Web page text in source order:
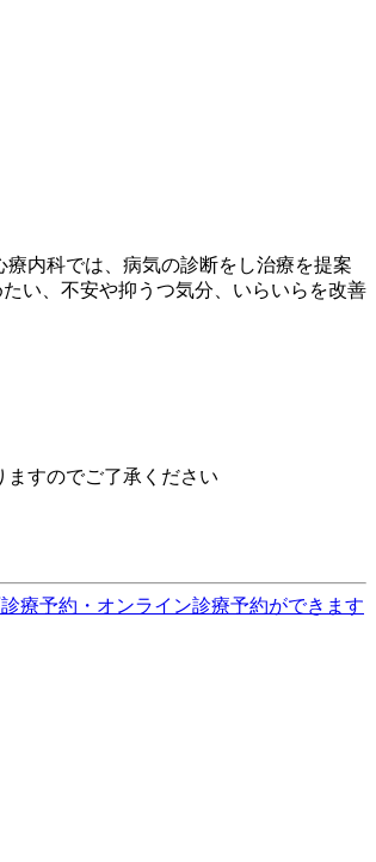
内科では、病気の診断をし治療を提案
い、不安や抑うつ気分、いらいらを改善
すのでご了承ください
療予約・オンライン診療予約ができます